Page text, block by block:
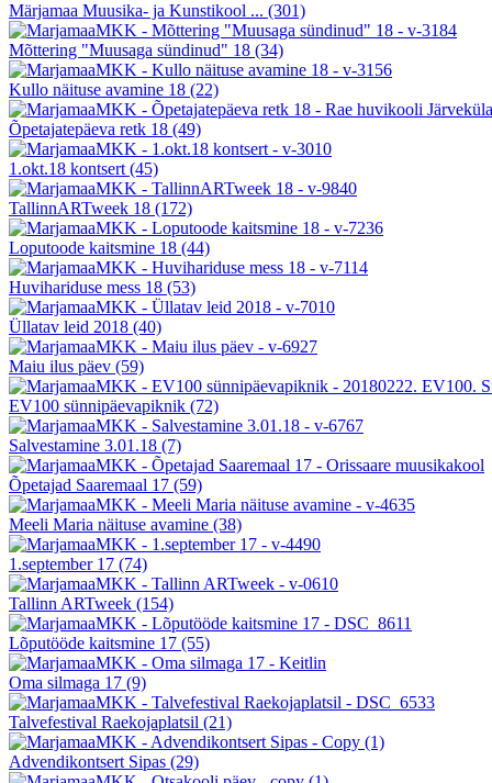
Märjamaa Muusika- ja Kunstikool ... (301)
Mõttering "Muusaga sündinud" 18 (34)
Kullo näituse avamine 18 (22)
Õpetajatepäeva retk 18 (49)
1.okt.18 kontsert (45)
TallinnARTweek 18 (172)
Loputoode kaitsmine 18 (44)
Huvihariduse mess 18 (53)
Üllatav leid 2018 (40)
Maiu ilus päev (59)
EV100 sünnipäevapiknik (72)
Salvestamine 3.01.18 (7)
Õpetajad Saaremaal 17 (59)
Meeli Maria näituse avamine (38)
1.september 17 (74)
Tallinn ARTweek (154)
Lõputööde kaitsmine 17 (55)
Oma silmaga 17 (9)
Talvefestival Raekojaplatsil (21)
Advendikontsert Sipas (29)